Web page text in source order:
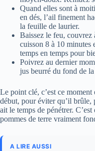
Quand elles sont à
en dés, l’ail finement
la feuille de laurier.
Baissez le feu, couvrez
cuisson 8 à 10 minutes
temps en temps pour
Poivrez au dernier
jus beurré du fond de
Le point clé, c’est ce moment
début, pour éviter qu’il brûle,
ait le temps de pénétrer.
pommes de terre vraiment
A LIRE AUSSI